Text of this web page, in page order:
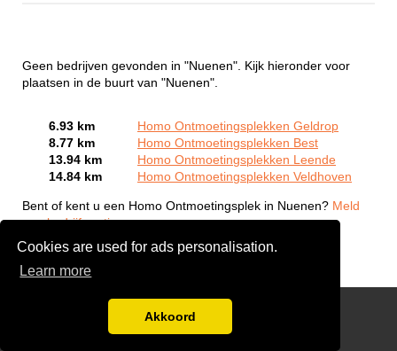
Cookies are used for ads personalisation.
Learn more
Akkoord
Geen bedrijven gevonden in "Nuenen". Kijk hieronder voor
plaatsen in de buurt van "Nuenen".
6.93 km
Homo Ontmoetingsplekken Geldrop
8.77 km
Homo Ontmoetingsplekken Best
13.94 km
Homo Ontmoetingsplekken Leende
14.84 km
Homo Ontmoetingsplekken Veldhoven
Bent of kent u een Homo Ontmoetingsplek in Nuenen? Meld
een bedrijf gratis aan